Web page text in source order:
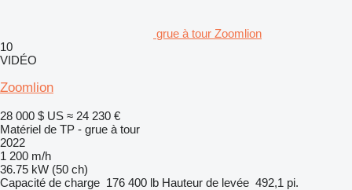
grue à tour Zoomlion
10
VIDÉO
Zoomlion
28 000 $ US ≈ 24 230 €
Matériel de TP - grue à tour
2022
1 200 m/h
36.75 kW (50 ch)
Capacité de charge 176 400 lb Hauteur de levée 492,1 pi.